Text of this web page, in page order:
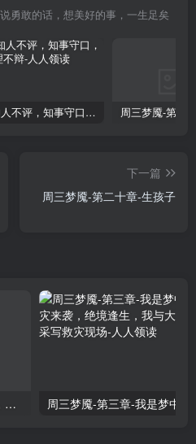
勇敢的话，想美好的事，一生足矣
知人不评，知事守口，知理不辩
下一篇
周三梦魇-第二十章-生孩子
周三梦魇-第四章-春播秋收，南雁北飞，正逢农忙时候